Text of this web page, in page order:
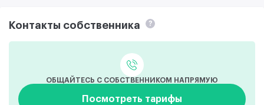
Контакты собственника ?
ОБЩАЙТЕСЬ С СОБСТВЕННИКОМ НАПРЯМУЮ
Посмотреть тарифы